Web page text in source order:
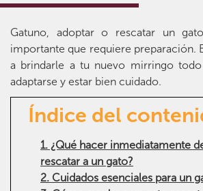
Gatuno, adoptar o rescatar un
importante que requiere preparación.
a brindarle a tu nuevo mirringo
adaptarse y estar bien cuidado.
Índice del
1. ¿Qué hacer inmediatamente
rescatar a un gato?
2. Cuidados esenciales para un